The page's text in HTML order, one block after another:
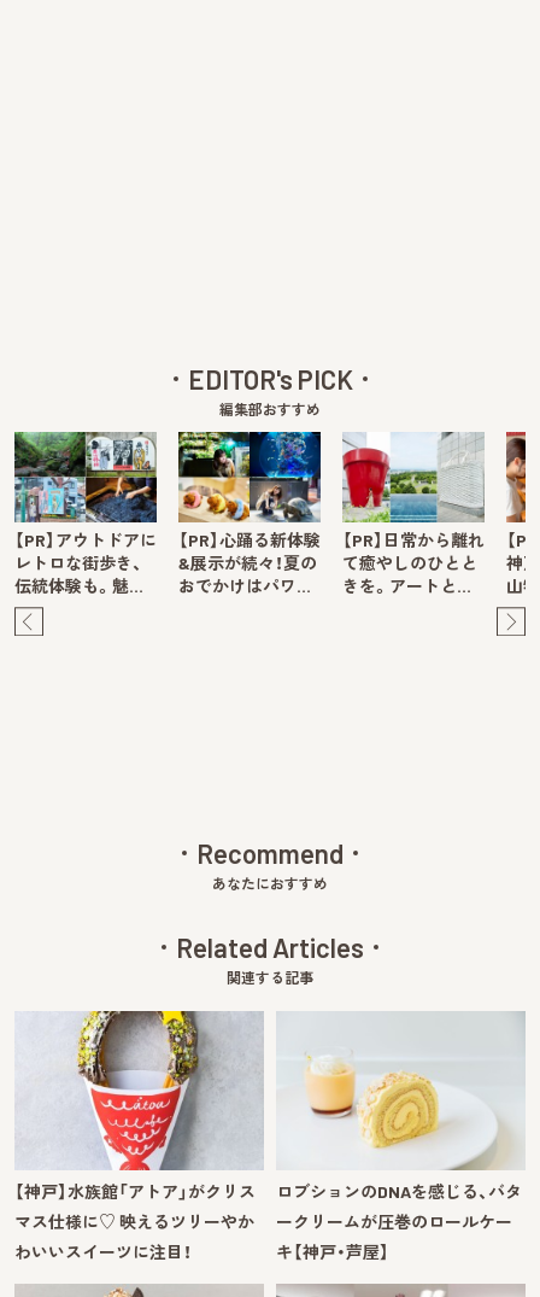
EDITOR's PICK
編集部おすすめ
【PR】アウトドアに
レトロな街歩き、
伝統体験も。魅…
【PR】心踊る新体験
&展示が続々！夏の
おでかけはパワ…
【PR】日常から離れ
て癒やしのひとと
きを。アートと…
【
神
山
Recommend
あなたにおすすめ
Related Articles
関連する記事
【神戸】水族館「アトア」がクリス
マス仕様に♡ 映えるツリーやか
わいいスイーツに注目！
ロブションのDNAを感じる、バタ
ークリームが圧巻のロールケー
キ【神戸・芦屋】